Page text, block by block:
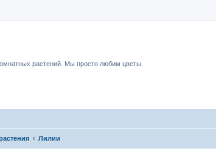
растений. Мы просто любим цветы.
Лилии